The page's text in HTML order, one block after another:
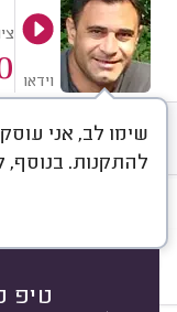
וידאו
שימו לב, אני
להתקנות. בנוסף,
טיפ
חוות